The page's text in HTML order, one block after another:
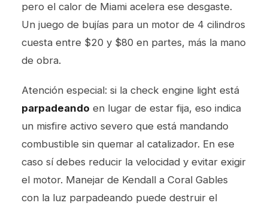
pero el calor de Miami acelera ese desgaste.
Un juego de bujías para un motor de 4 cilindros
cuesta entre $20 y $80 en partes, más la mano
de obra.
Atención especial: si la check engine light está
parpadeando en lugar de estar fija, eso indica
un misfire activo severo que está mandando
combustible sin quemar al catalizador. En ese
caso sí debes reducir la velocidad y evitar exigir
el motor. Manejar de Kendall a Coral Gables
con la luz parpadeando puede destruir el